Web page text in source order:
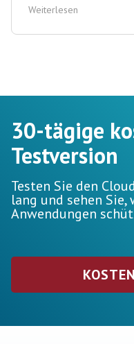
Weiterlesen
30-tägige
Testversion
Testen Sie den
lang und sehen Sie,
Anwendungen